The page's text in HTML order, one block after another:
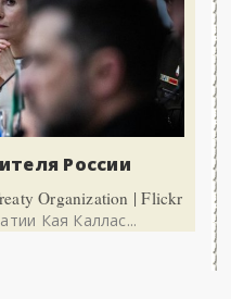
России
Organization | Flickr
Кая Каллас...